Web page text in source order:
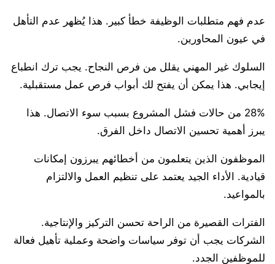
عدم فهم متطلبات الوظيفة خطأ كبير. هذا يُظهر عدم التأهل
في عيون المحاورين.
السلوك غير المهني يقلل من فرص النجاح. يجب ترك انطباع
إيجابي. هذا يمكن أن يفتح لك أبواب فرص عمل مستقبلية.
28% من حالات فشل المشروع بسبب سوء الاتصال. هذا
يبرز أهمية تحسين الاتصال داخل الفرق.
الموظفون الذين يتعلمون من أخطائهم يبرزون إمكانات
قيادية. الأداء الجيد يعتمد على تنظيم العمل والالتزام
بالمواعيد.
الفترات القصيرة من الراحة تحسن التركيز والإنتاجية.
الشركات يجب أن توفر سياسات واضحة وعملية تأهيل فعالة
للموظفين الجدد.